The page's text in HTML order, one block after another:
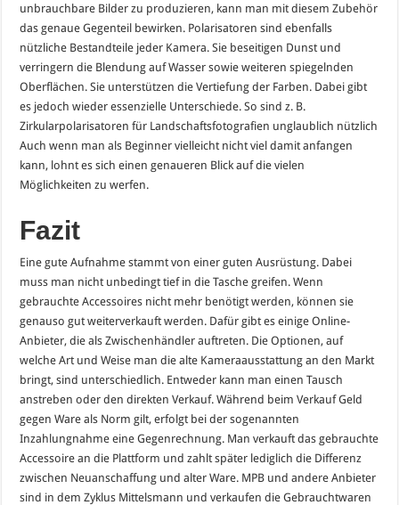
unbrauchbare Bilder zu produzieren, kann man mit diesem Zubehör
das genaue Gegenteil bewirken. Polarisatoren sind ebenfalls
nützliche Bestandteile jeder Kamera. Sie beseitigen Dunst und
verringern die Blendung auf Wasser sowie weiteren spiegelnden
Oberflächen. Sie unterstützen die Vertiefung der Farben. Dabei gibt
es jedoch wieder essenzielle Unterschiede. So sind z. B.
Zirkularpolarisatoren für Landschaftsfotografien unglaublich nützlich
Auch wenn man als Beginner vielleicht nicht viel damit anfangen
kann, lohnt es sich einen genaueren Blick auf die vielen
Möglichkeiten zu werfen.
Fazit
Eine gute Aufnahme stammt von einer guten Ausrüstung. Dabei
muss man nicht unbedingt tief in die Tasche greifen. Wenn
gebrauchte Accessoires nicht mehr benötigt werden, können sie
genauso gut weiterverkauft werden. Dafür gibt es einige Online-
Anbieter, die als Zwischenhändler auftreten. Die Optionen, auf
welche Art und Weise man die alte Kameraausstattung an den Markt
bringt, sind unterschiedlich. Entweder kann man einen Tausch
anstreben oder den direkten Verkauf. Während beim Verkauf Geld
gegen Ware als Norm gilt, erfolgt bei der sogenannten
Inzahlungnahme eine Gegenrechnung. Man verkauft das gebrauchte
Accessoire an die Plattform und zahlt später lediglich die Differenz
zwischen Neuanschaffung und alter Ware. MPB und andere Anbieter
sind in dem Zyklus Mittelsmann und verkaufen die Gebrauchtwaren